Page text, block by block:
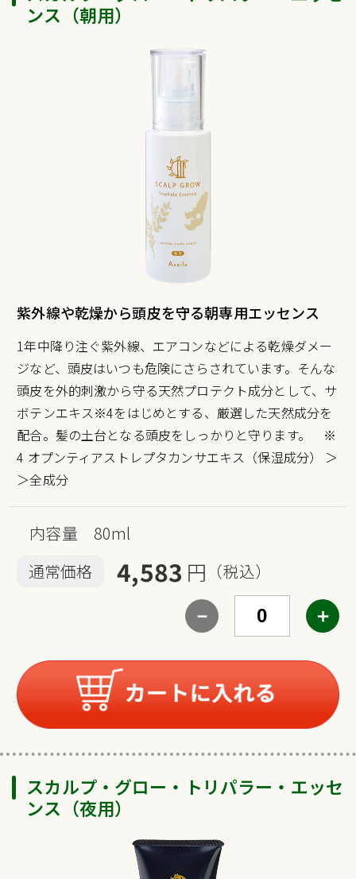
ンス（朝用）
紫外線や乾燥から頭皮を守る朝専用エッセンス
1年中降り注ぐ紫外線、エアコンなどによる乾燥ダメー
ジなど、頭皮はいつも危険にさらされています。そんな
頭皮を外的刺激から守る天然プロテクト成分として、サ
ボテンエキス※4をはじめとする、厳選した天然成分を
配合。髪の土台となる頭皮をしっかりと守ります。 ※
4 オプンティアストレプタカンサエキス（保湿成分） ＞
＞全成分
内容量 80ml
通常価格
4,583 円 （税込）
－ ＋
スカルプ・グロー・トリパラー・エッセ
ンス（夜用）